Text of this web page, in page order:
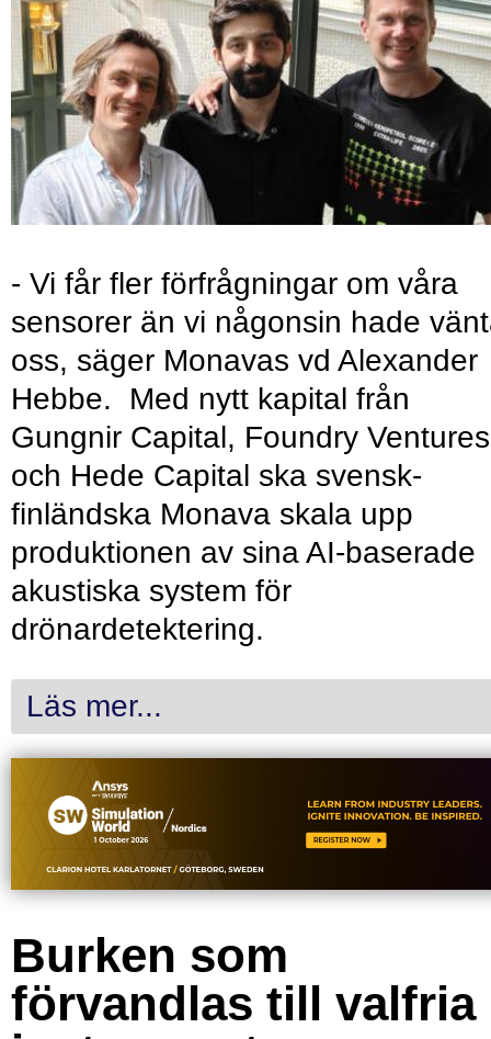
- Vi får fler förfrågningar om våra
sensorer än vi någonsin hade
oss, säger Monavas vd Alexander
Hebbe. Med nytt kapital från
Gungnir Capital, Foundry Ventures
och Hede Capital ska svensk-
finländska Monava skala upp
produktionen av sina AI-baserade
akustiska system för
drönardetektering.
Läs mer...
Burken som
förvandlas till valfria